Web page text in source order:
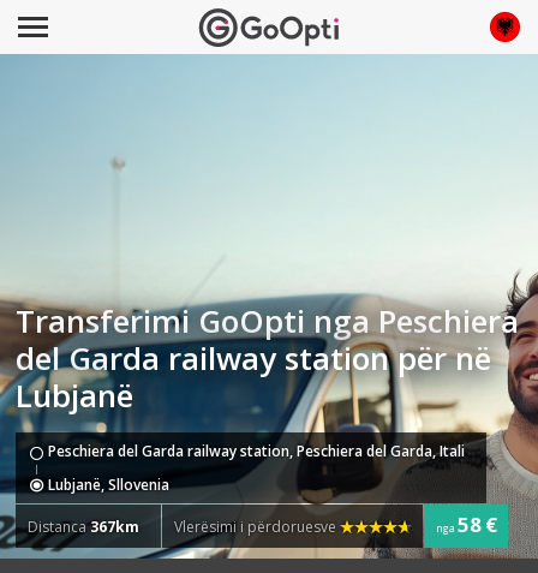
Transferimi GoOpti nga Peschiera
del Garda railway station për në
Lubjanë
Peschiera del Garda railway station, Peschiera del Garda, Itali
Lubjanë, Sllovenia
Distanca367km Vlerësimi i përdoruesve nga 58 €